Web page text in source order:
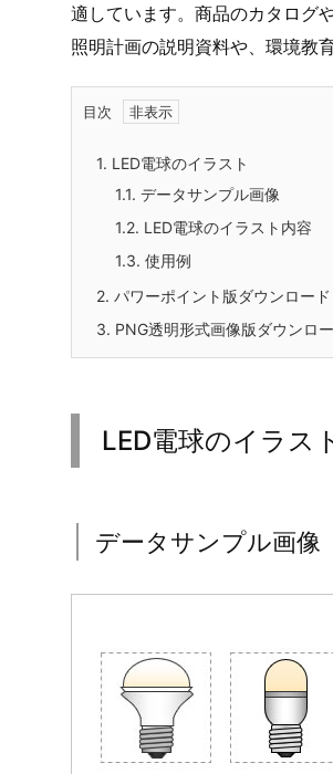
適しています。商品のカタログ
照明計画の説明資料や、環境教
目次
1. LED電球のイラスト
1.1. データサンプル画像
1.2. LED電球のイラスト内容
1.3. 使用例
2. パワーポイント版ダウンロード
3. PNG透明形式画像版ダウンロ
LED電球のイラス
データサンプル画像